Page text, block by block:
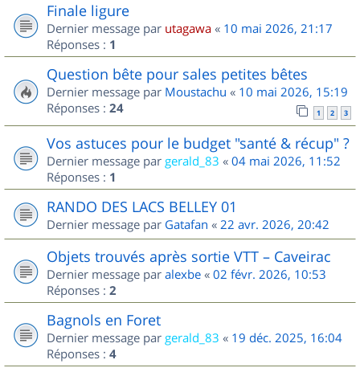
Finale ligure
Dernier message par utagawa « 10 mai 2026, 21:17
Réponses : 1
Question bête pour sales petites bêtes
Dernier message par Moustachu « 10 mai 2026, 15:19
Réponses : 24 1 2 3
Vos astuces pour le budget "santé & récup" ?
Dernier message par gerald_83 « 04 mai 2026, 11:52
Réponses : 1
RANDO DES LACS BELLEY 01
Dernier message par Gatafan « 22 avr. 2026, 20:42
Objets trouvés après sortie VTT – Caveirac
Dernier message par alexbe « 02 févr. 2026, 10:53
Réponses : 2
Bagnols en Foret
Dernier message par gerald_83 « 19 déc. 2025, 16:04
Réponses : 4